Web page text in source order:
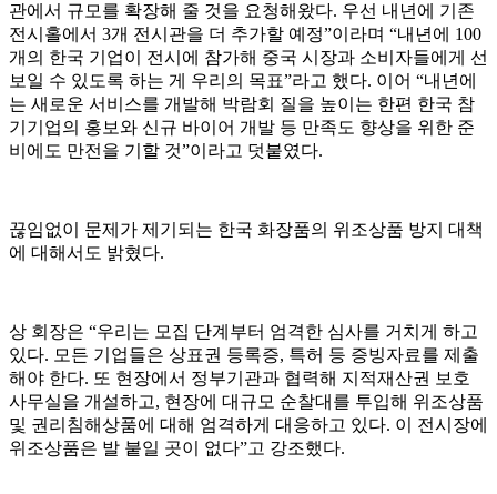
관에서 규모를 확장해 줄 것을 요청해왔다. 우선 내년에 기존
전시홀에서 3개 전시관을 더 추가할 예정”이라며 “내년에 100
개의 한국 기업이 전시에 참가해 중국 시장과 소비자들에게 선
보일 수 있도록 하는 게 우리의 목표”라고 했다. 이어 “내년에
는 새로운 서비스를 개발해 박람회 질을 높이는 한편 한국 참
기기업의 홍보와 신규 바이어 개발 등 만족도 향상을 위한 준
비에도 만전을 기할 것”이라고 덧붙였다.
끊임없이 문제가 제기되는 한국 화장품의 위조상품 방지 대책
에 대해서도 밝혔다.
상 회장은 “우리는 모집 단계부터 엄격한 심사를 거치게 하고
있다. 모든 기업들은 상표권 등록증, 특허 등 증빙자료를 제출
해야 한다. 또 현장에서 정부기관과 협력해 지적재산권 보호
사무실을 개설하고, 현장에 대규모 순찰대를 투입해 위조상품
및 권리침해상품에 대해 엄격하게 대응하고 있다. 이 전시장에
위조상품은 발 붙일 곳이 없다”고 강조했다.